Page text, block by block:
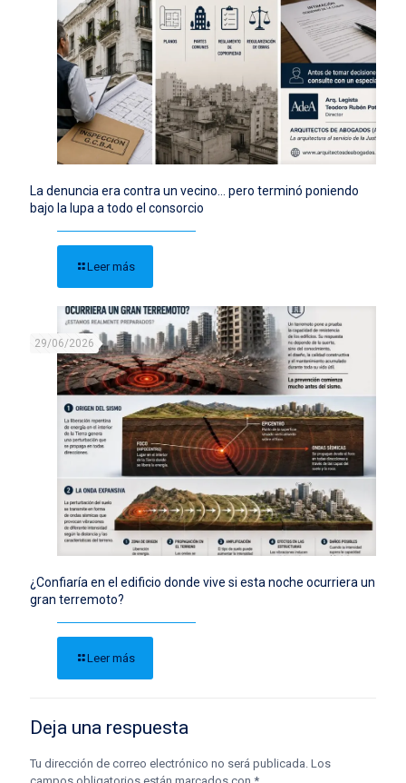
La denuncia era contra un vecino… pero terminó poniendo
bajo la lupa a todo el consorcio
Leer más
29/06/2026
¿Confiaría en el edificio donde vive si esta noche ocurriera un
gran terremoto?
Leer más
Deja una respuesta
Tu dirección de correo electrónico no será publicada. Los